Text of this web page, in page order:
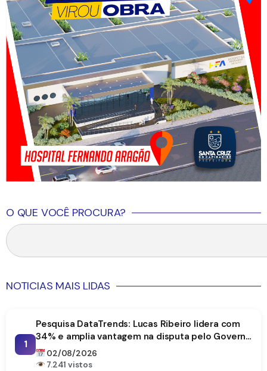
O QUE VOCÊ PROCURA?
NOTICIAS MAIS LIDAS
1
Pesquisa DataTrends: Lucas Ribeiro lidera com
34% e amplia vantagem na disputa pelo Governo
da Paraíba
02/08/2026
7.241 vistos